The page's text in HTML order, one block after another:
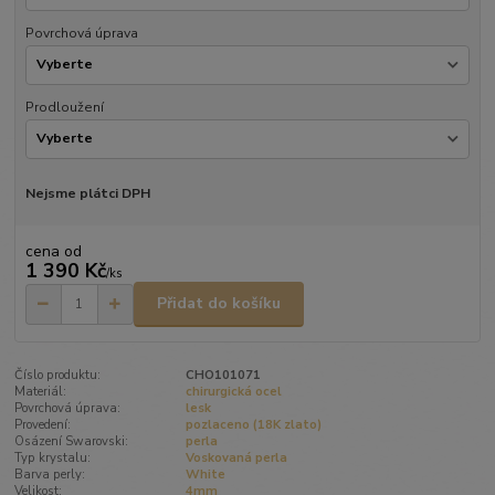
Povrchová úprava
Prodloužení
Nejsme plátci DPH
cena od
1 390 Kč/ks
Přidat do košíku
Číslo produktu:
CHO101071
Materiál:
chirurgická ocel
Povrchová úprava:
lesk
Provedení:
pozlaceno (18K zlato)
Osázení Swarovski:
perla
Typ krystalu:
Voskovaná perla
Barva perly:
White
Velikost:
4mm